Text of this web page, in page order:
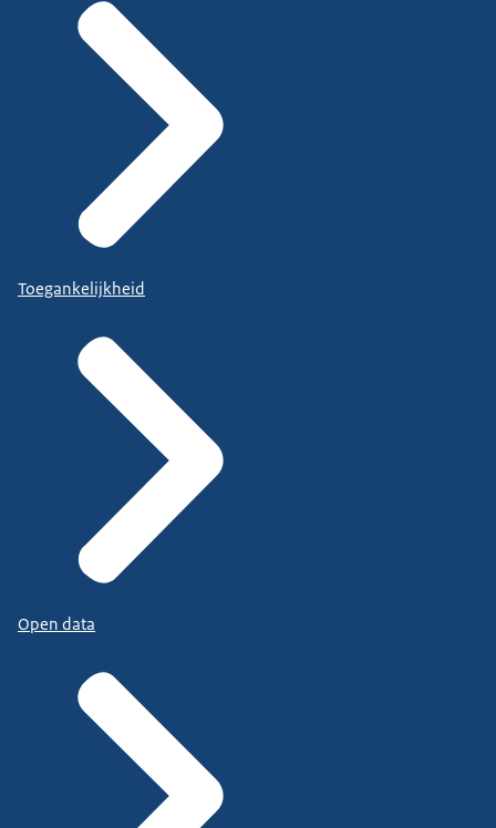
Toegankelijkheid
Open data